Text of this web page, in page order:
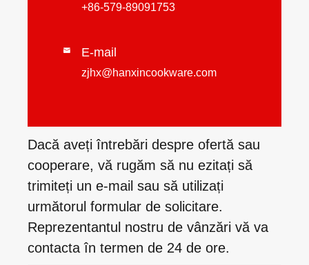
+86-579-89091753
 E-mail
zjhx@hanxincookware.com
Dacă aveți întrebări despre ofertă sau
cooperare, vă rugăm să nu ezitați să
trimiteți un e-mail sau să utilizați
următorul formular de solicitare.
Reprezentantul nostru de vânzări vă va
contacta în termen de 24 de ore.